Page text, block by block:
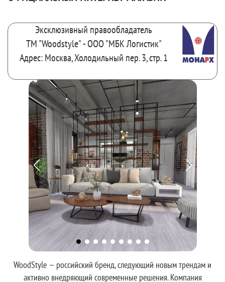
Эксклюзивный правообладатель
ТМ "Woodstyle" - ООО "МБК Логистик"
Адрес: Москва, Холодильный пер. 3, стр. 1
WoodStyle — российский бренд, следующий новым трендам и
активно внедряющий современные решения. Компания